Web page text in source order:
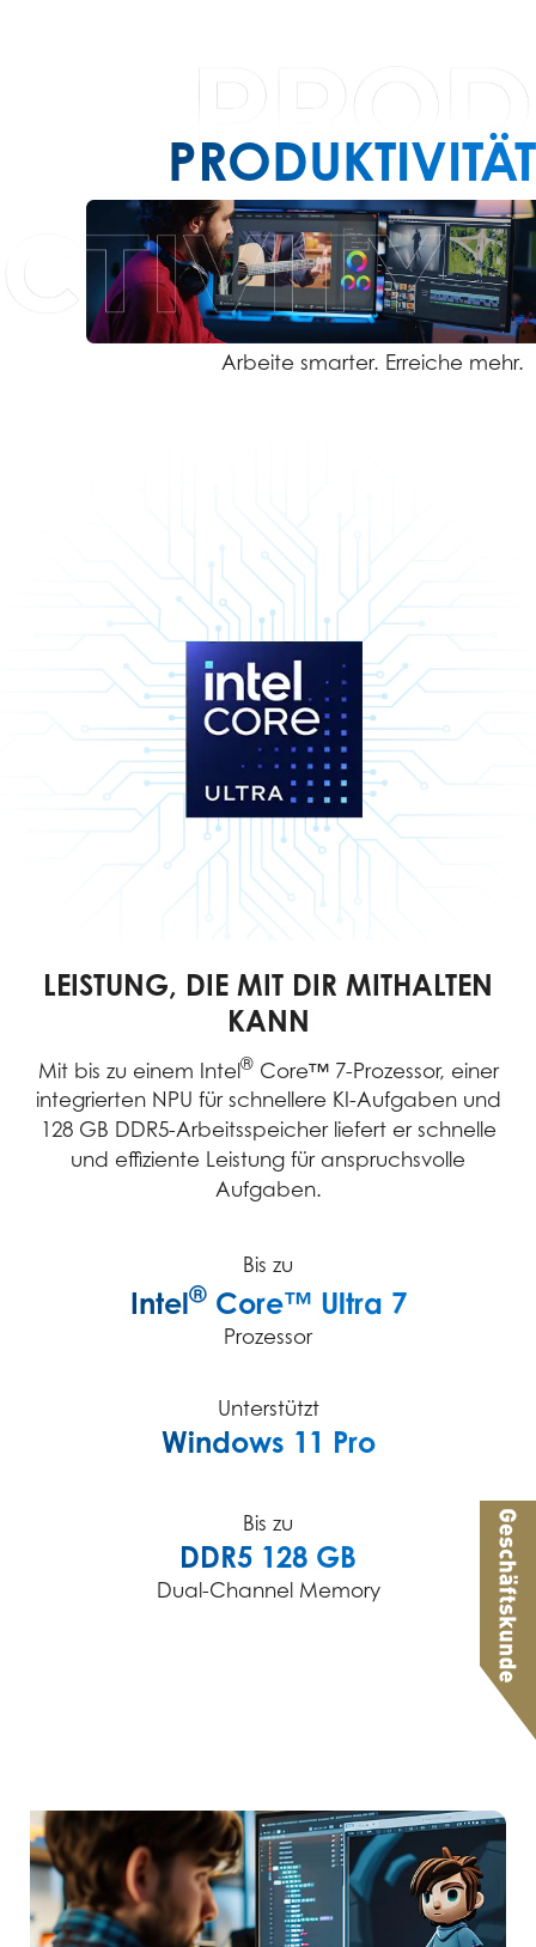
PRODUKTIVITÄT
Arbeite smarter. Erreiche mehr.
LEISTUNG, DIE MIT DIR MITHALTEN
KANN
Mit bis zu einem Intel®Core™ 7-Prozessor, einer
integrierten NPU für schnellere KI-Aufgaben und
128 GB DDR5-Arbeitsspeicher liefert er schnelle
und effiziente Leistung für anspruchsvolle
Aufgaben.
Bis zu
Intel®Core™ Ultra 7
Prozessor
Unterstützt
Windows 11 Pro
Bis zu
DDR5 128 GB
Dual-Channel Memory